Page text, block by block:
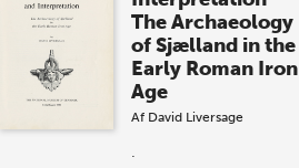
The Archaeology
of Sjælland in the
Early Roman Iron
Age
Af David Liversage
.